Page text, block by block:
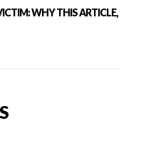
WHY THIS ARTICLE,